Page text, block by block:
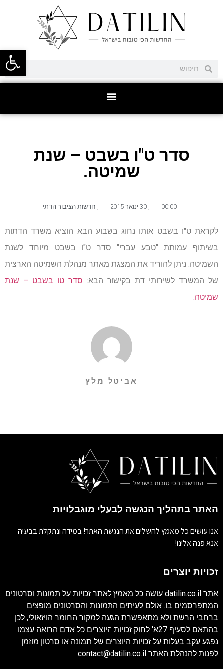
פתח
סדר ט"ו בשבט – שנת
שמיטה.
00:00
, 30 ינואר 2015 , חדשות הציבור הדתי
לקראת ט"ו בשבט אותו נחוג בשבוע הבא הוציא משרד הדתות
בשיתוף עמותת "טבע עברי" סדר ט"ו בשבט מיוחד לשנת
השמיטה. ניתן להוריד את המצגת מאתר מנהלת השמיטה הארצית
של המשרד לשירותי דת בקישור הבא: סדר טו בשבט – שנת
שמיטה.
אביטל מלץ
האתר בתהליך הנגשה לבעלי מוגבלויות
אנו עושים כל מאמץ להשלים את הנגשת האתר! במידה ונתקלת בבעיה
אנא פנה אלינו!
זכויות יוצרים
אתר datilin.co.il עושה כל מאמץ לאתר זכויות על תמונות וסרטונים
המתפרסמים בו. אולם לעיתים התמונות והסרטונים מופצים
ברחבי הרשת ולא מתאפשרת הגעה למקור החומר הויזאולי, לכן
בהתאם לסעיף 27א' לחוק זכויות היוצרים כל אדם הרואה עצמו
נפגע עקב בעלות על זכויות היוצרים של תמונה או סרטון מוזמן
לפנות להנהלת האתר contact@datilin.co.il